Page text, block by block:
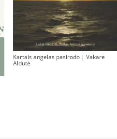
Kartais angelas pasirodo | Vakarė
Aldutė